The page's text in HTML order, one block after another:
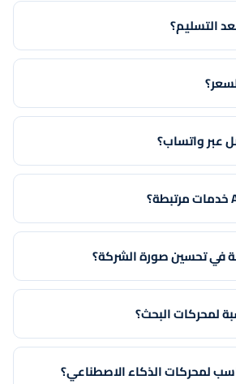
التسليم؟
عبر واتساب؟
في تحسين صورة الشركة؟
لمحركات البحث؟
لمحركات الذكاء الاصطناعي؟